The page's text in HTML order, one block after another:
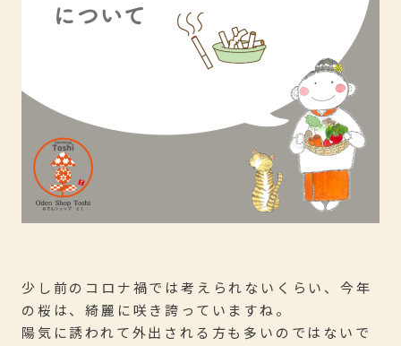
少し前のコロナ禍では考えられないくらい、今年
の桜は、綺麗に咲き誇っていますね。
陽気に誘われて外出される方も多いのではないで